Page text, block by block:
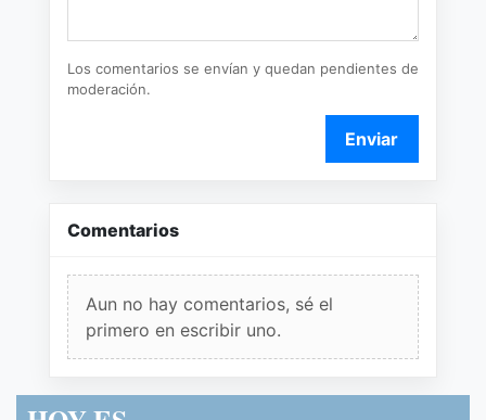
Los comentarios se envían y quedan pendientes de
moderación.
Enviar
Comentarios
Aun no hay comentarios, sé el
primero en escribir uno.